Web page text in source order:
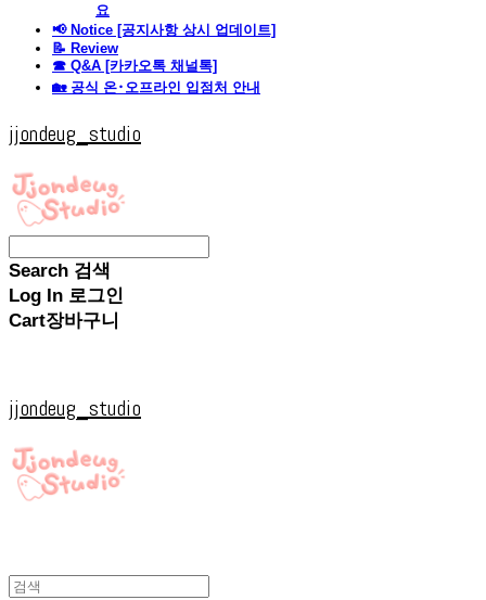
요
📢 Notice [공지사항 상시 업데이트]
📝 Review
☎ Q&A [카카오톡 채널톡]
🏡 공식 온･오프라인 입점처 안내
jjondeug_studio
Search 검색
Log In 로그인
Cart장바구니
jjondeug_studio